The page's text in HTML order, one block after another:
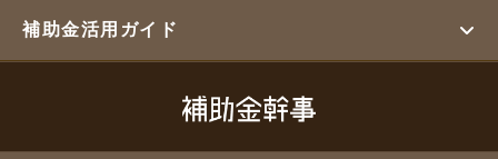
補助金活用ガイド